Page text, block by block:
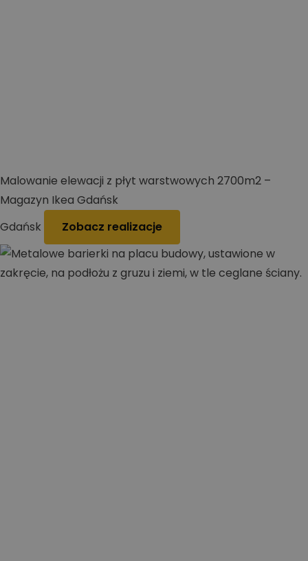
Malowanie elewacji z płyt warstwowych 2700m2 –
Magazyn Ikea Gdańsk
Gdańsk
Zobacz realizacje